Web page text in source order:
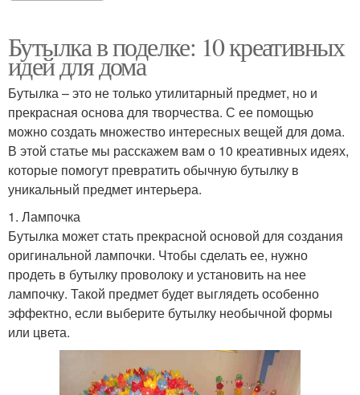
Бутылка в поделке: 10 креативных
идей для дома
Бутылка – это не только утилитарный предмет, но и
прекрасная основа для творчества. С ее помощью
можно создать множество интересных вещей для дома.
В этой статье мы расскажем вам о 10 креативных идеях,
которые помогут превратить обычную бутылку в
уникальный предмет интерьера.
1. Лампочка
Бутылка может стать прекрасной основой для создания
оригинальной лампочки. Чтобы сделать ее, нужно
продеть в бутылку проволоку и установить на нее
лампочку. Такой предмет будет выглядеть особенно
эффектно, если выберите бутылку необычной формы
или цвета.